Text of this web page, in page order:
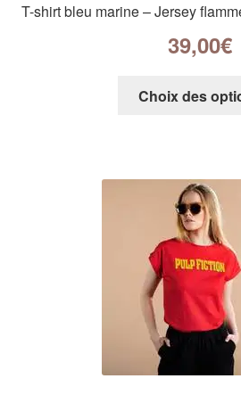
T-shirt bleu marine – Jersey
39,00€
Choix des